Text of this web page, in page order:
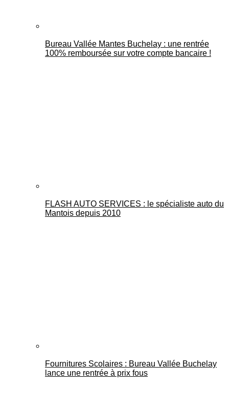
Bureau Vallée Mantes Buchelay : une rentrée
100% remboursée sur votre compte bancaire !
FLASH AUTO SERVICES : le spécialiste auto du
Mantois depuis 2010
Fournitures Scolaires : Bureau Vallée Buchelay
lance une rentrée à prix fous